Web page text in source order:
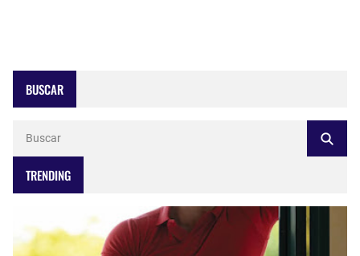
BUSCAR
TRENDING